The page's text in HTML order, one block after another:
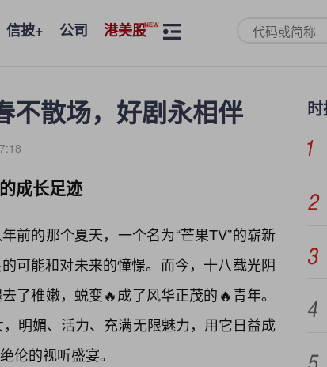
信披+ 公司 港美股
不散场，好剧永相伴
成长足迹
前的那个夏天，一个名为“芒果TV”的崭新
可能和对未来的憧憬。而今，十八载光阴
了稚嫩，蜕变🔥成了风华正茂的🔥青年。
明媚、活力、充满无限魅力，用它日益成
伦的视听盛宴。